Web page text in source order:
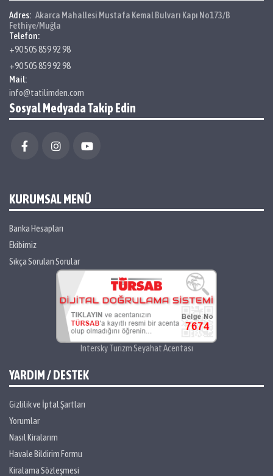
Adres: Akarca Mahallesi Mustafa Kemal Bulvarı Kapı No173/B
Fethiye/Muğla
Telefon:
+90 505 859 92 98
+90 505 859 92 98
Mail:
info@tatilimden.com
Sosyal Medyada Takip Edin
KURUMSAL MENÜ
Banka Hesapları
Ekibimiz
Sıkça Sorulan Sorular
Intersky Turizm Seyahat Acentası
YARDIM / DESTEK
Gizlilik ve İptal Şartları
Yorumlar
Nasıl Kiralarım
Havale Bildirim Formu
Kiralama Sözleşmesi